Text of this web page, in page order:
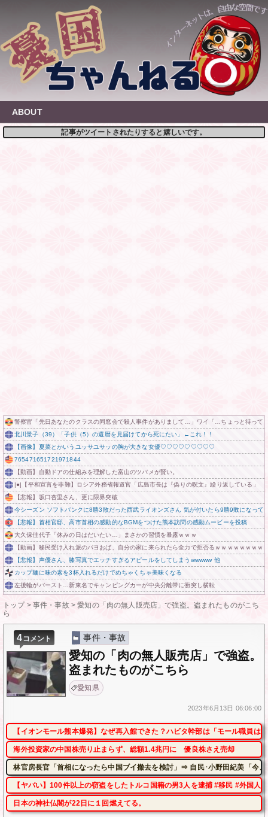
content
ABOUT
記事がツイートされたりすると嬉しいです。
警察官「先日あなたのクラスの同窓会で殺人事件がありまして…」ワイ「…ちょっと待っ
北川景子（39）「子供（5）の還暦を見届けてから死にたい」←これ！！
【画像】夏菜とかいうユッサユサッの胸が大きな女優♡♡♡♡♡♡♡♡♡
765471651721971844
【動画】自動ドアの仕組みを理解した富山のツバメが賢い。
|●|【平和宣言を非難】ロシア外務省報道官「広島市長は『偽りの呪文』繰り返している」
【悲報】坂口杏里さん、更に限界突破
今シーズン ソフトバンクに8勝3敗だった西武ライオンズさん 気が付いたら9勝9敗になって
【悲報】首相官邸、高市首相の感動的なBGMをつけた熊本訪問の感動ムービーを投稿
大久保佳代子「休みの日はだいたい…」まさかの習慣を暴露ｗｗｗ
【動画】移民受け入れ派のパヨおば、自分の家に来られたら全力で拒否るｗｗｗｗｗｗｗｗ
【悲報】声優さん、膝写真でエッチすぎるアピールをしてしまうwwwww 他
カップ麺に味の素を3杯入れるだけでめちゃくちゃ美味くなる
左後輪がバースト…新東名でキャンピングカーが中央分離帯に衝突し横転
トップ> 事件・事故>愛知の「肉の無人販売店」で強盗。盗まれたものがこち
ら
4コメント 事件・事故
愛知の「肉の無人販売店」で強盗。
盗まれたものがこちら
愛知県
2023年6月13日 06:06:00
【イオンモール熊本爆発】なぜ再入館できた？ハビタ幹部は「モール職員
海外投資家の中国株売り止まらず、総額1.4兆円に 優良株さえ売却
林官房長官「首相になったら中国ブイ撤去を検討」⇒ 自民･小野田紀美「今
【ヤバい】100件以上の窃盗をしたトルコ国籍の男3人を逮捕 #移民 #外国人
日本の神社仏閣が22日に１回燃えてる。